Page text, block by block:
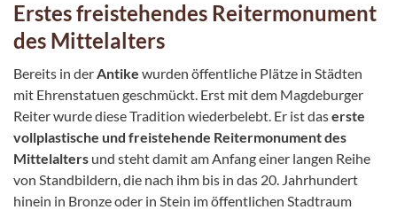
Erstes freistehendes Reitermonument
des Mittelalters
Bereits in der Antike wurden öffentliche Plätze in Städten
mit Ehrenstatuen geschmückt. Erst mit dem Magdeburger
Reiter wurde diese Tradition wiederbelebt. Er ist daserste
vollplastische und freistehende Reitermonument des
Mittelalters und steht damit am Anfang einer langen Reihe
von Standbildern, die nach ihm bis in das 20. Jahrhundert
hinein in Bronze oder in Stein im öffentlichen Stadtraum